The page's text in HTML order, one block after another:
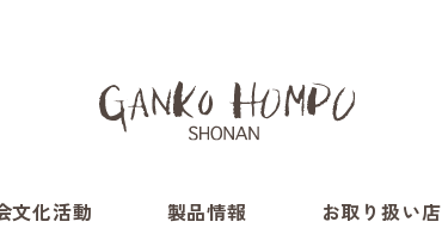
文化活動 製品情報 お取り扱い店